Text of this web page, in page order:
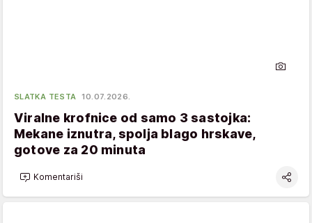
SLATKA TESTA 10.07.2026.
Viralne krofnice od samo 3 sastojka:
Mekane iznutra, spolja blago hrskave,
gotove za 20 minuta
Komentariši